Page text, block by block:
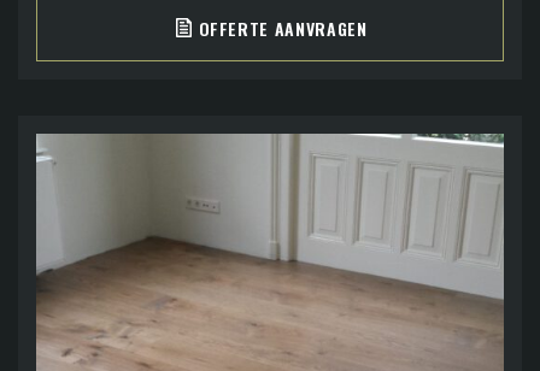
OFFERTE AANVRAGEN